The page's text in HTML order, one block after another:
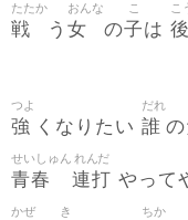
戦
たたか
う 女
おんな
の子
こ
は
こ
強
つよ
くなりたい 誰
だれ
青春
せいしゅん
連打
れんだ
やって
かぜ き ちか